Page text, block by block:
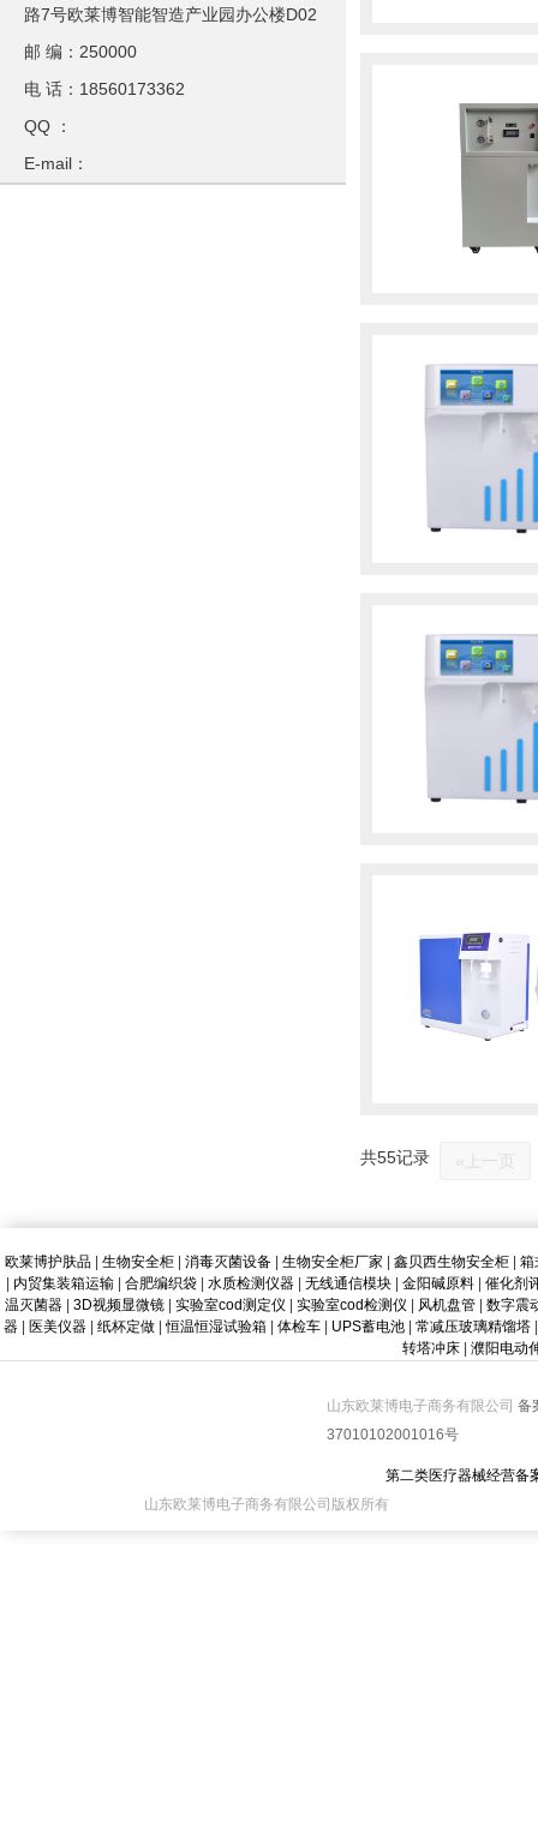
路7号欧莱博智能智造产业园办公楼D02
邮 编：250000
电 话：18560173362
QQ ：
E-mail：
共55记录 «上一页
欧莱博护肤品 生物安全柜 消毒灭菌设备 生物安全柜厂家 鑫贝西生物安全柜
箱
内贸集装箱运输 合肥编织袋 水质检测仪器 无线通信模块 金阳碱原料
催化剂
温灭菌器
3D视频显微镜 实验室cod测定仪 实验室cod检测仪 风机盘管
数字震
器
医美仪器 纸杯定做 恒温恒湿试验箱 体检车 UPS蓄电池 常减压玻璃精馏塔
转塔冲床
濮阳电动
山东欧莱博电子商务有限公司备
37010102001016号
第二类医疗器械经营备
山东欧莱博电子商务有限公司版权所有